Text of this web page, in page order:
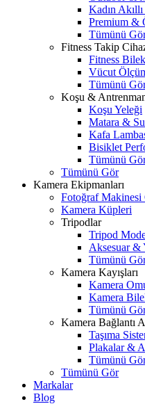
Kadın
Premium &
Tümünü
Fitness Takip
Fitness
Vücut
Tümünü
Koşu &
Koşu Yeleği
Matara &
Kafa
Bisiklet
Tümünü
Tümünü Gör
Kamera Ekipmanları
Fotoğraf Makinesi
Kamera Küpleri
Tripodlar
Tripod
Aksesuar &
Tümünü
Kamera Kayışları
Kamera
Kamera
Tümünü
Kamera Bağlantı
Taşıma
Plakalar &
Tümünü
Tümünü Gör
Markalar
Blog